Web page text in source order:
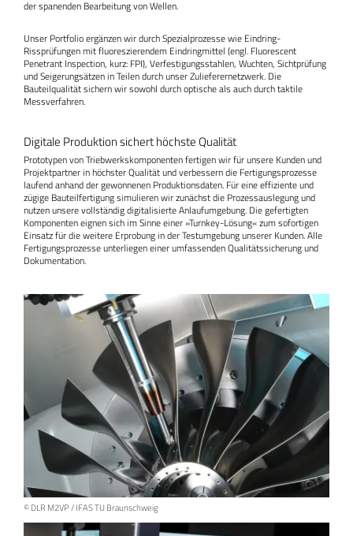
der spanenden Bearbeitung von Wellen.
Unser Portfolio ergänzen wir durch Spezialprozesse wie Eindring-
Rissprüfungen mit fluoreszierendem Eindringmittel (engl. Fluorescent
Penetrant Inspection, kurz: FPI), Verfestigungsstahlen, Wuchten, Sichtprüfung
und Seigerungsätzen in Teilen durch unser Zulieferernetzwerk. Die
Bauteilqualität sichern wir sowohl durch optische als auch durch taktile
Messverfahren.
Digitale Produktion sichert höchste Qualität
Prototypen von Triebwerkskomponenten fertigen wir für unsere Kunden und
Projektpartner in höchster Qualität und verbessern die Fertigungsprozesse
laufend anhand der gewonnenen Produktionsdaten. Für eine effiziente und
zügige Bauteilfertigung simulieren wir zunächst die Prozessauslegung und
nutzen unsere vollständig digitalisierte Anlaufumgebung. Die gefertigten
Komponenten eignen sich im Sinne einer »Turnkey-Lösung« zum sofortigen
Einsatz für die weitere Erprobung in der Testumgebung unserer Kunden. Alle
Fertigungsprozesse unterliegen einer umfassenden Qualitätssicherung und
Dokumentation.
© DLR M2VP / IFAS TU Braunschweig